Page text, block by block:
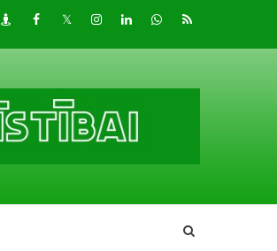
DraugiemFacebook
TwitterInstagram
LinkedInwhatsapp
RSS